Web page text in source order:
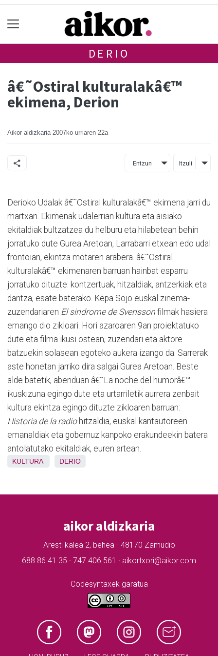
DERIO
â€˜Ostiral kulturalakâ€™
ekimena, Derion
Aikor aldizkaria 2007ko urriaren 22a
Entzun Itzuli
Derioko Udalak â€˜Ostiral kulturalakâ€™ ekimena jarri du
martxan. Ekimenak udalerrian kultura eta aisiako
ekitaldiak bultzatzea du helburu eta hilabetean behin
jorratuko dute Gurea Aretoan, Larrabarri etxean edo udal
frontoian, ekintza motaren arabera. â€˜Ostiral
kulturalakâ€™ ekimenaren barruan hainbat esparru
jorratuko dituzte: kontzertuak, hitzaldiak, antzerkiak eta
dantza, esate baterako. Kepa Sojo euskal zinema-
zuzendariaren El sindrome de Svensson filmak hasiera
emango dio zikloari. Hori azaroaren 9an proiektatuko
dute eta filma ikusi ostean, zuzendari eta aktore
batzuekin solasean egoteko aukera izango da. Sarrerak
aste honetan jarriko dira salgai Gurea Aretoan. Beste
alde batetik, abenduan â€˜La noche del humorâ€™
ikuskizuna egingo dute eta urtarriletik aurrera zenbait
kultura ekintza egingo dituzte zikloaren barruan:
Historia de la radiohitzaldia, euskal kantautoreen
emanaldiak eta gobernuz kanpoko erakundeekin batera
antolatutako ekitaldiak, euren artean.
KULTURA DERIO
aikor aldizkaria
Aresti kalea 2, behea - 48170 Zamudio
688 86 41 35 · 747 406 561 · aikortxori@aikor.com
Codesyntaxek garatua